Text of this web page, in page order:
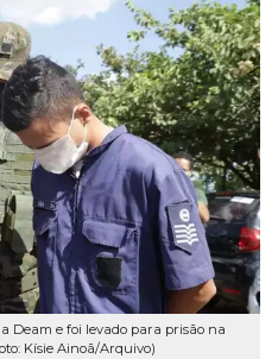
Deam e foi levado para prisão na
Kísie Ainoã/Arquivo)